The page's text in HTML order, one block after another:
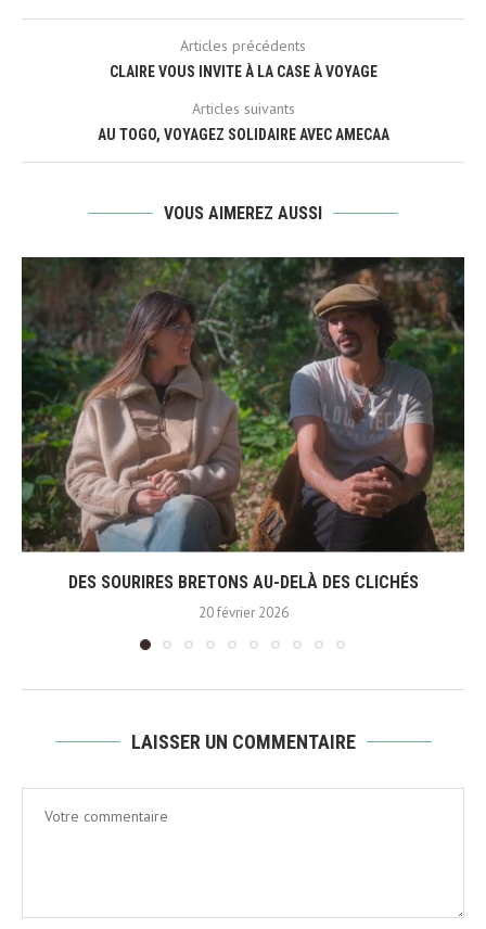
Articles précédents
CLAIRE VOUS INVITE À LA CASE À VOYAGE
Articles suivants
AU TOGO, VOYAGEZ SOLIDAIRE AVEC AMECAA
VOUS AIMEREZ AUSSI
DES SOURIRES BRETONS AU-DELÀ DES CLICHÉS
20 février 2026
LAISSER UN COMMENTAIRE